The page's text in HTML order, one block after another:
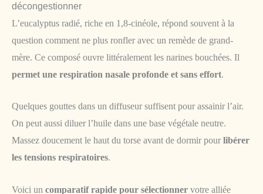
décongestionner
L’eucalyptus radié, riche en 1,8-cinéole, répond souvent à la
question comment ne plus ronfler avec un remède de grand-
mère. Ce composé ouvre littéralement les narines bouchées. Il
permet une respiration nasale profonde et sans effort.
Quelques gouttes dans un diffuseur suffisent pour assainir l’air.
On peut aussi diluer l’huile dans une base végétale neutre.
Massez doucement le haut du torse avant de dormir pour libérer
les tensions respiratoires.
Voici un comparatif rapide pour sélectionner votre alliée